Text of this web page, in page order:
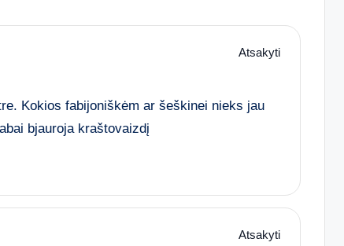
Atsakyti
Kokios fabijoniškėm ar šeškinei nieks jau
bjauroja kraštovaizdį
Atsakyti